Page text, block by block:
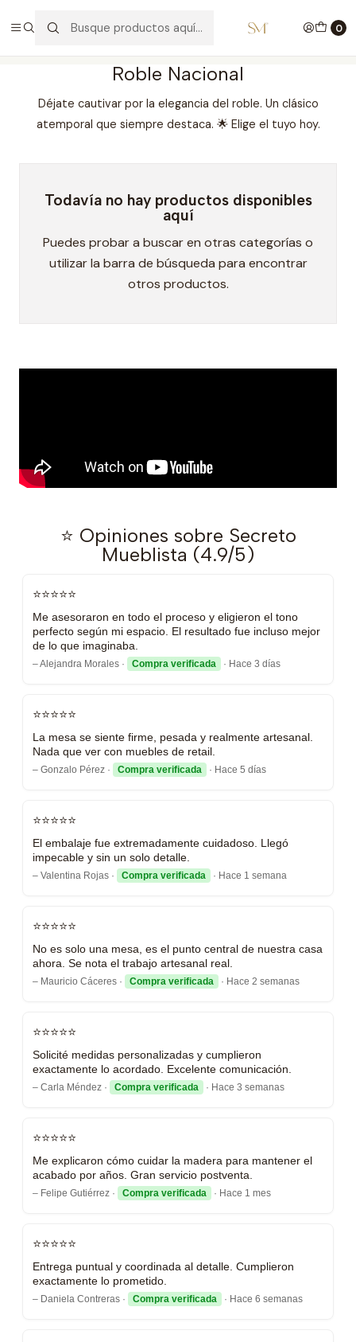
0
Roble Nacional
Déjate cautivar por la elegancia del roble. Un clásico
atemporal que siempre destaca. 🌟 Elige el tuyo hoy.
Todavía no hay productos disponibles
aquí
Puedes probar a buscar en otras categorías o
utilizar la barra de búsqueda para encontrar
otros productos.
⭐ Opiniones sobre Secreto
Mueblista (4.9/5)
⭐⭐⭐⭐⭐
Me asesoraron en todo el proceso y eligieron el tono
perfecto según mi espacio. El resultado fue incluso mejor
de lo que imaginaba.
– Alejandra Morales · Compra verificada · Hace 3 días
⭐⭐⭐⭐⭐
La mesa se siente firme, pesada y realmente artesanal.
Nada que ver con muebles de retail.
– Gonzalo Pérez · Compra verificada · Hace 5 días
⭐⭐⭐⭐⭐
El embalaje fue extremadamente cuidadoso. Llegó
impecable y sin un solo detalle.
– Valentina Rojas · Compra verificada · Hace 1 semana
⭐⭐⭐⭐⭐
No es solo una mesa, es el punto central de nuestra casa
ahora. Se nota el trabajo artesanal real.
– Mauricio Cáceres · Compra verificada · Hace 2 semanas
⭐⭐⭐⭐⭐
Solicité medidas personalizadas y cumplieron
exactamente lo acordado. Excelente comunicación.
– Carla Méndez · Compra verificada · Hace 3 semanas
⭐⭐⭐⭐⭐
Me explicaron cómo cuidar la madera para mantener el
acabado por años. Gran servicio postventa.
– Felipe Gutiérrez · Compra verificada · Hace 1 mes
⭐⭐⭐⭐⭐
Entrega puntual y coordinada al detalle. Cumplieron
exactamente lo prometido.
– Daniela Contreras · Compra verificada · Hace 6 semanas